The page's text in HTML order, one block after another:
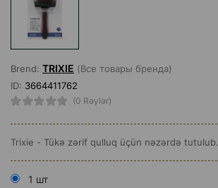
Brend: TRIXIE (Все товары бренда)
ID: 3664411762
(0 Rəylər)
Trixie - Tükə zərif qulluq üçün nəzərdə tutulub.
1 шт